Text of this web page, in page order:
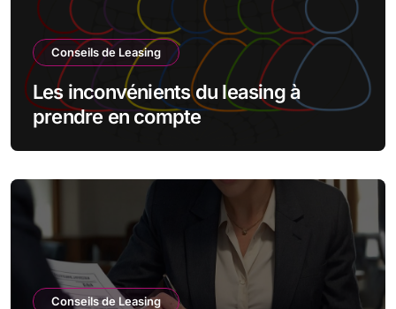
Conseils de Leasing
Les inconvénients du leasing à
prendre en compte
Conseils de Leasing